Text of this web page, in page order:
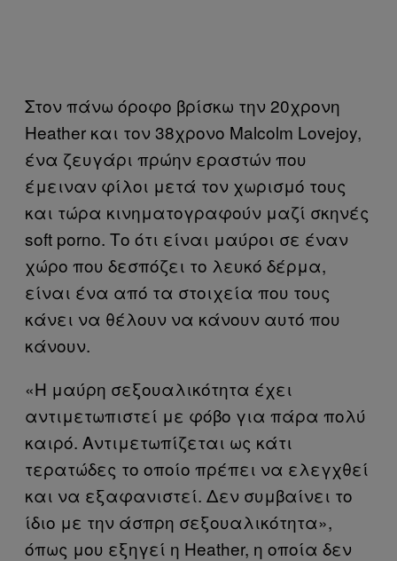
Στον πάνω όροφο βρίσκω την 20χρονη
Heather και τον 38χρονο Malcolm Lovejoy,
ένα ζευγάρι πρώην εραστών που
έμειναν φίλοι μετά τον χωρισμό τους
και τώρα κινηματογραφούν μαζί σκηνές
soft porno. Το ότι είναι μαύροι σε έναν
χώρο που δεσπόζει το λευκό δέρμα,
είναι ένα από τα στοιχεία που τους
κάνει να θέλουν να κάνουν αυτό που
κάνουν.
«Η μαύρη σεξουαλικότητα έχει
αντιμετωπιστεί με φόβο για πάρα πολύ
καιρό. Αντιμετωπίζεται ως κάτι
τερατώδες το οποίο πρέπει να ελεγχθεί
και να εξαφανιστεί. Δεν συμβαίνει το
ίδιο με την άσπρη σεξουαλικότητα»,
όπως μου εξηγεί η Heather, η οποία δεν